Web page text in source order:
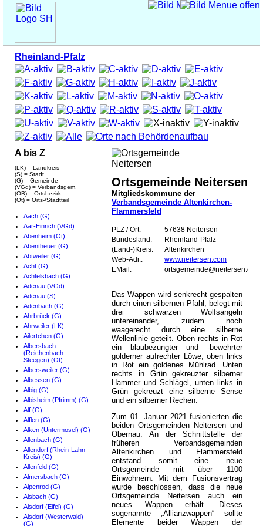
Rheinland-Pfalz
A bis Z
(LK) = Landkreis
(S) = Stadt
(G) = Gemeinde
(VGd) = Verbandsgem.
(OB) = Ortsbezirk
(Ot) = Orts-/Stadtteil
Aach (G)
Aar-Einrich (VGd)
Abenheim (Ot)
Abentheuer (G)
Abtweiler (G)
Acht (G)
Achtelsbach (G)
Adenau (VGd)
Adenau (S)
Adenbach (G)
Ahrbrück (G)
Ahrweiler (LK)
Ailertchen (G)
Albersbach
(Reichenbach-
Steegen) (Ot)
Albersweiler (G)
Albessen (G)
Albig (G)
Albisheim (Pfrimm) (G)
Alf (G)
Alflen (G)
Alken (Untermosel) (G)
Allenbach (G)
Allendorf (Rhein-Lahn-
Kreis) (G)
Allenfeld (G)
Almersbach (G)
Alpenrod (G)
Alsbach (G)
Alsdorf (Eifel) (G)
Alsdorf (Westerwald)
(G)
Ortsgemeinde Neitersen
Mitgliedskommune der
Verbandsgemeinde Altenkirchen-
Flammersfeld
PLZ / Ort:
57638 Neitersen
Bundesland:
Rheinland-Pfalz
(Land-)Kreis:
Altenkirchen
Web-Adr.:
www.neitersen.com
EMail:
ortsgemeinde@neitersen.com
Das Wappen wird senkrecht gespalten
durch einen silbernen Pfahl, belegt mit
drei schwarzen Wolfsangeln
untereinander, zudem noch
waagerecht durch eine silberne
Wellenlinie geteilt. Oben rechts in Rot
ein blaubezungter und -bewehrter
golderner aufrechter Löwe, oben links
in Rot ein goldenes Mühlrad. Unten
rechts in Grün gekreuzter silberner
Hammer und Schlägel, unten links in
Grün gekreuzt eine silberne Sense
und ein silberner Rechen.
Zum 01. Januar 2021 fusionierten die
beiden Ortsgemeinden Neitersen und
Obernau. An der Schnittstelle der
früheren Verbandsgemeinden
Altenkirchen und Flammersfeld
entstand somit eine neue
Ortsgemeinde mit über 1100
Einwohnern. Mit dem Fusionsvertrag
wurde beschlossen, dass die neue
Ortsgemeinde Neitersen auch ein
neues Wappen erhält. Dieses
sogenannte „Allianzwappen“ sollte
Elemente beider Wappen der